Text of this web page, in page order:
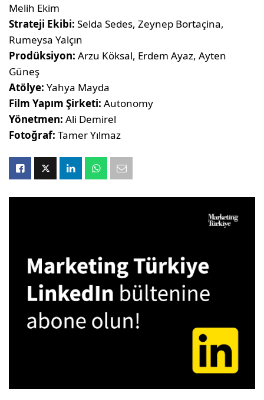
Melih Ekim
Strateji Ekibi:Selda Sedes, Zeynep Bortaçina,
Rumeysa Yalçın
Prodüksiyon:Arzu Köksal, Erdem Ayaz, Ayten
Güneş
Atölye:Yahya Mayda
Film Yapım Şirketi:Autonomy
Yönetmen:Ali Demirel
Fotoğraf:Tamer Yılmaz